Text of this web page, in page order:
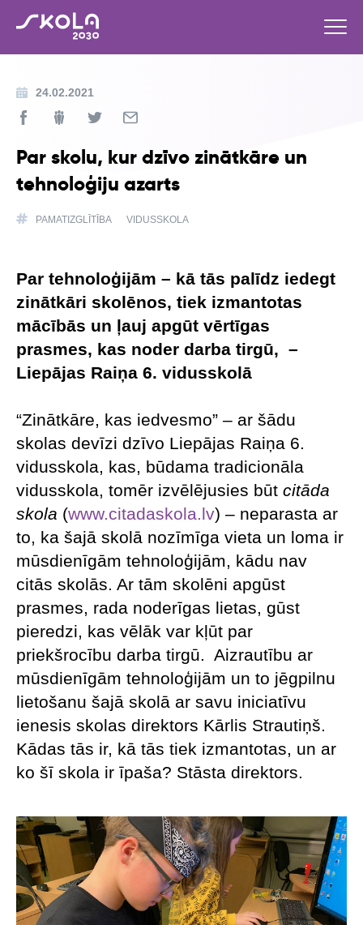
24.02.2021
Par skolu, kur dzīvo zinātkāre un
tehnoloģiju azarts
PAMATIZGLĪTĪBA VIDUSSKOLA
Par tehnoloģijām – kā tās palīdz iedegt
zinātkāri skolēnos, tiek izmantotas
mācībās un ļauj apgūt vērtīgas
prasmes, kas noder darba tirgū, –
Liepājas Raiņa 6. vidusskolā
“Zinātkāre, kas iedvesmo” – ar šādu
skolas devīzi dzīvo Liepājas Raiņa 6.
vidusskola, kas, būdama tradicionāla
vidusskola, tomēr izvēlējusies būt citāda
skola (www.citadaskola.lv) – neparasta ar
to, ka šajā skolā nozīmīga vieta un loma ir
mūsdienīgām tehnoloģijām, kādu nav
citās skolās. Ar tām skolēni apgūst
prasmes, rada noderīgas lietas, gūst
pieredzi, kas vēlāk var kļūt par
priekšrocību darba tirgū. Aizrautību ar
mūsdienīgām tehnoloģijām un to jēgpilnu
lietošanu šajā skolā ar savu iniciatīvu
ienesis skolas direktors Kārlis Strautiņš.
Kādas tās ir, kā tās tiek izmantotas, un ar
ko šī skola ir īpaša? Stāsta direktors.